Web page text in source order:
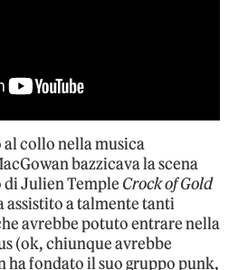
collo nella musica
bazzicava la scena
Julien Temple Crock of Gold
assistito a talmente tanti
avrebbe potuto entrare nella
(ok, chiunque avrebbe
ha fondato il suo gruppo punk,